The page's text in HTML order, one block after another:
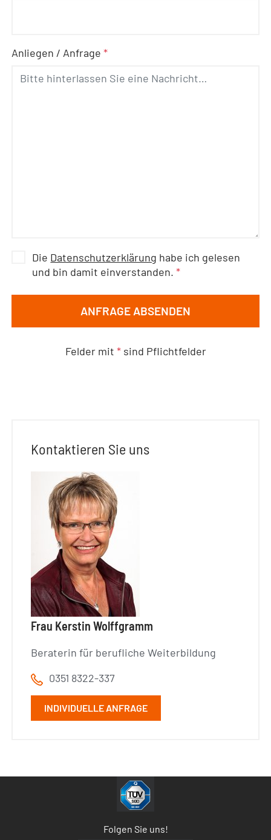
Anliegen / Anfrage*
Die Datenschutzerklärung habe ich gelesen
und bin damit einverstanden.*
ANFRAGE ABSENDEN
Felder mit *sind Pflichtfelder
Kontaktieren Sie uns
Frau Kerstin Wolffgramm
Beraterin für berufliche Weiterbildung
0351 8322-337
INDIVIDUELLE ANFRAGE
Folgen Sie uns!